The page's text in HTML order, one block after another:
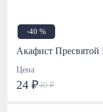
-40 %
Акафист
Цена
24 ₽40 ₽